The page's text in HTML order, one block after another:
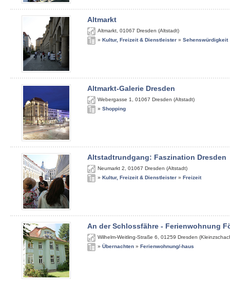
Altmarkt
Altmarkt 01067 Dresden (Altstadt)
» Kultur, Freizeit & Dienstleister » Sehenswürdigkeit
Altmarkt-Galerie Dresden
Webergasse 1 01067 Dresden (Altstadt)
» Shopping
Altstadtrundgang: Faszination Dresden
Neumarkt 2 01067 Dresden (Altstadt)
» Kultur, Freizeit & Dienstleister » Freizeit
An der Schlossfähre - Ferienwohnung
Wilhelm-Weitling-Straße 6 01259 Dresden
» Übernachten » Ferienwohnung/-haus